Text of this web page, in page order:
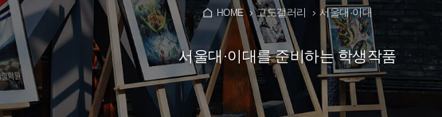
오시는길 중학생특별반
HOME 고도갤러리 서울대·이대
서울대·이대를 준비하는 학생작품